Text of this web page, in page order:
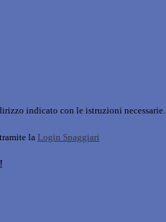
indicato con le istruzioni necessarie.
la Login Spaggiari